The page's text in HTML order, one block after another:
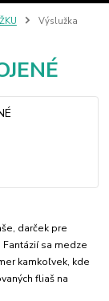
Výslužka
darček pre
sa medze
kamkoľvek, kde
fliaš na